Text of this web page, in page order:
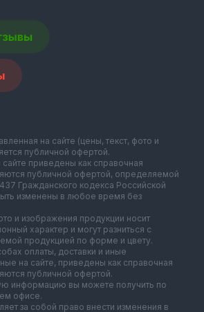
на сайте (цены, текст, фото и
публичной офертой.
приведены как справочная
публичной офертой, определяемой
Гражданского кодекса Российской
изменены в любое время без
и изображения продукции носит
характер и могут разниться с
продукцией по форме и цвету.
оплаты, доставки и иные
на сайте, приведены как справочная
публичной офертой.
информацию вы можете получить по
офисе.
за собой право внести изменения в